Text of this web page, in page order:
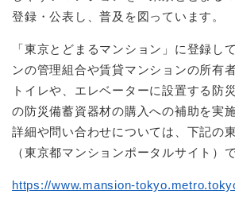
登録・公表し、普及を図っています。
「東京とどまるマンション」に登録し
ンの管理組合や賃貸マンションの所有
トイレや、エレベーターに設置する防
の防災備蓄資器材の購入への補助を実
詳細や問い合わせについては、下記の
（東京都マンションポータルサイト）
https://www.mansion-